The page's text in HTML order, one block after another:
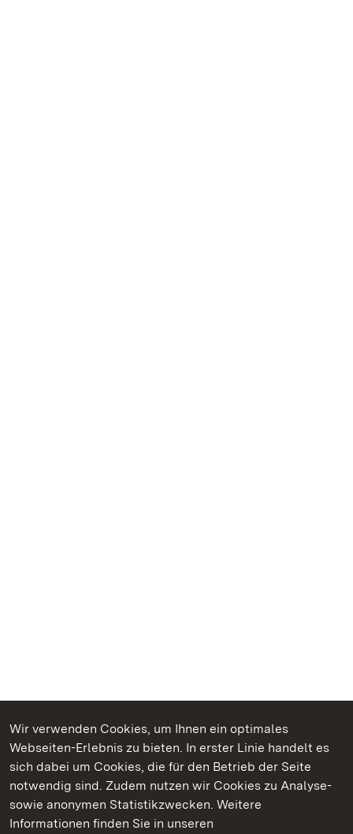
Wir verwenden Cookies, um Ihnen ein optimales
Webseiten-Erlebnis zu bieten. In erster Linie handelt es
sich dabei um Cookies, die für den Betrieb der Seite
notwendig sind. Zudem nutzen wir Cookies zu Analyse-
sowie anonymen Statistikzwecken. Weitere
Informationen finden Sie in unseren
Kommen. Staunen. Genießen.